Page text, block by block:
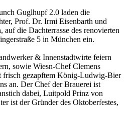
Guglhupf 2.0 laden die
Prof. Dr. Irmi Eisenbarth und
die Dachterrasse des renovierten
5 in München ein.
& Innenstadtwirte feiern
sowie Wiesn-Chef Clemens
frisch gezapftem König-Ludwig-Bier
an. Der Chef der Brauerei ist
dabei, Luitpold Prinz von
ist der Gründer des Oktoberfestes,